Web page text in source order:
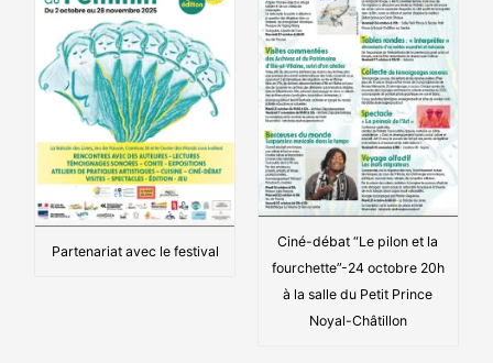
Partenariat avec le festival
Ciné-débat “Le pilon et la
fourchette”-24 octobre 20h
à la salle du Petit Prince
Noyal-Châtillon